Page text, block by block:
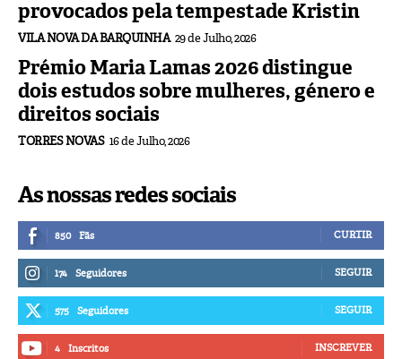
provocados pela tempestade Kristin
VILA NOVA DA BARQUINHA 29 de Julho, 2026
Prémio Maria Lamas 2026 distingue
dois estudos sobre mulheres, género e
direitos sociais
TORRES NOVAS 16 de Julho, 2026
As nossas redes sociais
850 Fãs CURTIR
174 Seguidores SEGUIR
575 Seguidores SEGUIR
4 Inscritos INSCREVER